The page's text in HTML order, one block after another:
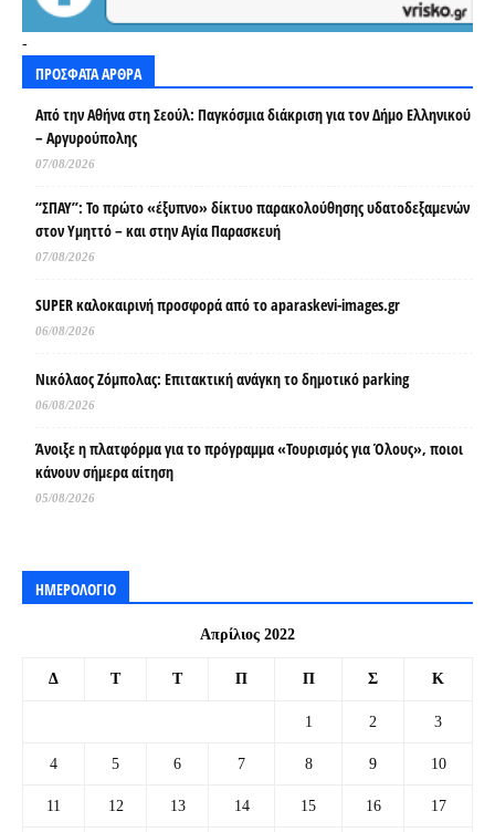
-
ΠΡΟΣΦΑΤΑ ΑΡΘΡΑ
Από την Αθήνα στη Σεούλ: Παγκόσμια διάκριση για τον Δήμο Ελληνικού
– Αργυρούπολης
07/08/2026
“ΣΠΑΥ”: Το πρώτο «έξυπνο» δίκτυο παρακολούθησης υδατοδεξαμενών
στον Υμηττό – και στην Αγία Παρασκευή
07/08/2026
SUPER καλοκαιρινή προσφορά από το aparaskevi-images.gr
06/08/2026
Νικόλαος Ζόμπολας: Επιτακτική ανάγκη το δημοτικό parking
06/08/2026
Άνοιξε η πλατφόρμα για το πρόγραμμα «Τουρισμός για Όλους», ποιοι
κάνουν σήμερα αίτηση
05/08/2026
ΗΜΕΡΟΛΟΓΙΟ
Απρίλιος 2022
Δ Τ Τ Π Π Σ Κ
1 2 3
4 5 6 7 8 9 10
11 12 13 14 15 16 17